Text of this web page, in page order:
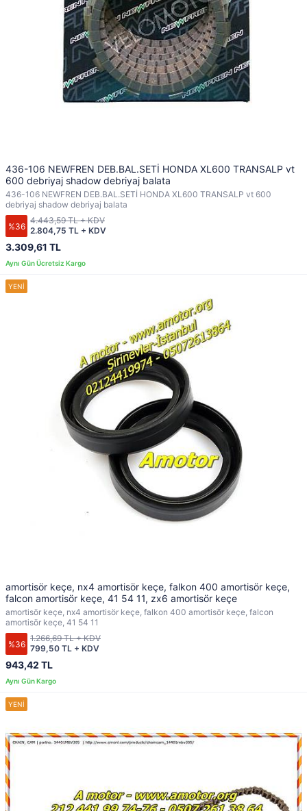
436-106 NEWFREN DEB.BAL.SETİ HONDA XL600 TRANSALP vt
600 debriyaj shadow debriyaj balata
436-106 NEWFREN DEB.BAL.SETİ HONDA XL600 TRANSALP vt 600
debriyaj shadow debriyaj balata
%36
3.309,61 TL
2.804,75 TL + KDV
4.443,59 TL + KDV
amortisör keçe, nx4 amortisör keçe, falkon 400 amortisör keçe,
falcon amortisör keçe, 41 54 11, zx6 amortisör keçe
amortisör keçe, nx4 amortisör keçe, falkon 400 amortisör keçe, falcon
amortisör keçe, 41 54 11
%36
943,42 TL
799,50 TL + KDV
1.266,69 TL + KDV